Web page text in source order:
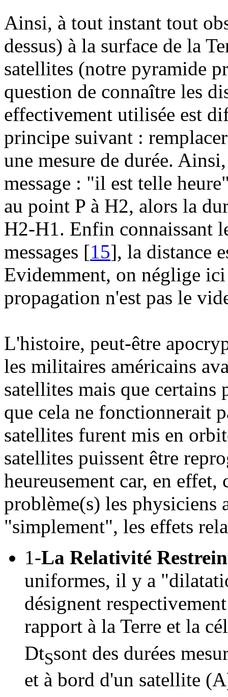
Ainsi, à tout instant tout
dessus) à la surface de la
satellites (notre pyramide
question de connaître les
effectivement utilisée est
principe suivant :
une mesure de durée.
message : "il est telle
au point P à H2, alors la
H2-H1. Enfin connaissant
messages [15], la distance
Evidemment, on néglige
propagation n'est pas le
L'histoire, peut-être
les militaires américains
satellites mais que certains
que cela ne fonctionnerait
satellites furent mis en
satellites puissent être
heureusement car, en
problème(s) les physiciens
"simplement", les effets
1-La Relativité
uniformes, il y a
désignent
rapport à la Terre et la
DtSsont des durées
et à bord d'un satellite